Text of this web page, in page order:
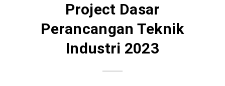
Project Dasar
Perancangan Teknik
Industri 2023